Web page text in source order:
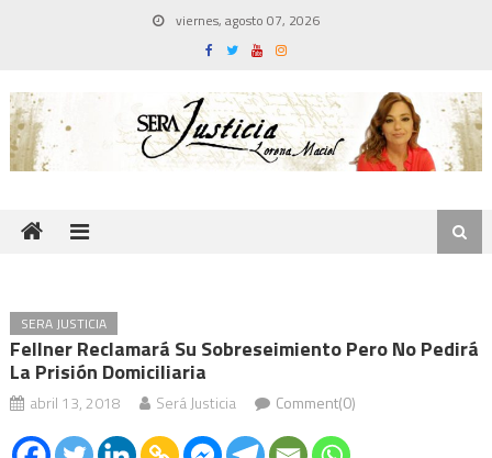
viernes, agosto 07, 2026
SERA JUSTICIA
Fellner Reclamará Su Sobreseimiento Pero No Pedirá
La Prisión Domiciliaria
abril 13, 2018 Será Justicia Comment(0)